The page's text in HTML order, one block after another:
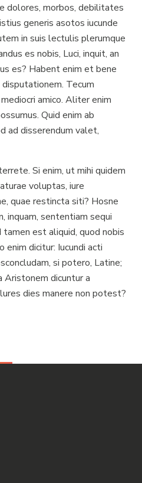
dolores, morbos, debilitates
generis asotos iucunde
in suis lectulis plerumque
es nobis, Luci, inquit, an
es? Habent enim et bene
Tecum
amico. Aliter enim
Quid enim ab
ad disserendum valet,
Si enim, ut mihi quidem
voluptas, iure
quae restincta siti? Hosne
inquam, sententiam sequi
est aliquid, quod nobis
dicitur: Iucundi acti
si potero, Latine;
Aristonem dicuntur a
dies manere non potest?